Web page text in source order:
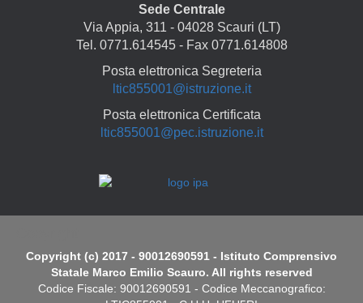
Sede Centrale
Via Appia, 311 - 04028 Scauri (LT)
Tel. 0771.614545 - Fax 0771.614808
Posta elettronica Segreteria
ltic855001@istruzione.it
Posta elettronica Certificata
ltic855001@pec.istruzione.it
Copyright (c) 2017 - 90012690591 - Istituto Comprensivo
Statale Marco Emilio Scauro. All rights reserved
Codice Fiscale: 90012690591 - Codice Meccanografico: